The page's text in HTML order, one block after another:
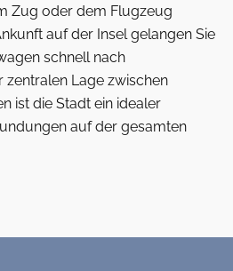
Zug oder dem Flugzeug
auf der Insel gelangen Sie
schnell nach
zentralen Lage zwischen
ist die Stadt ein idealer
auf der gesamten